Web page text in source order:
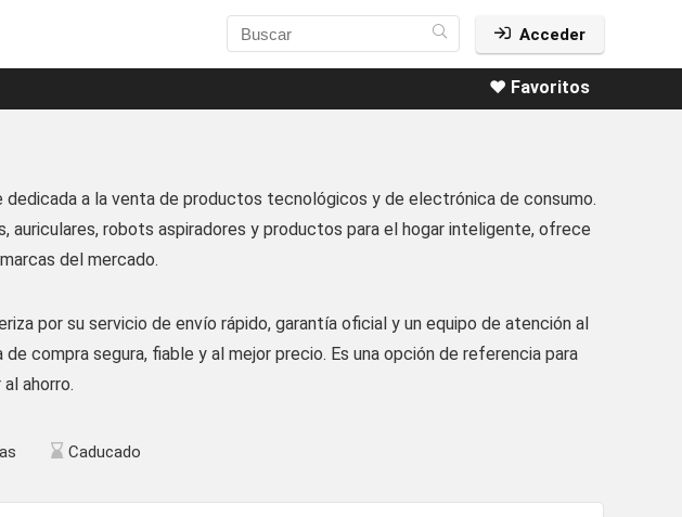
Acceder
❤️ Favoritos
a la venta de productos tecnológicos y de electrónica de consumo.
robots aspiradores y productos para el hogar inteligente, ofrece
del mercado.
por su servicio de envío rápido, garantía oficial y un equipo de atención al
compra segura, fiable y al mejor precio. Es una opción de referencia para
ahorro.
Caducado